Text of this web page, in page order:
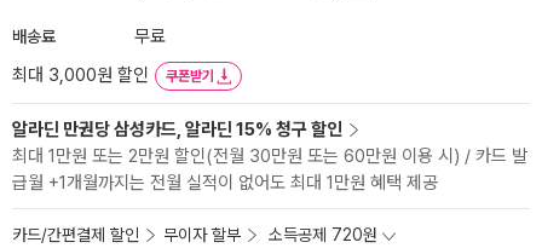
배송료
무료
최대 3,000원 할인
쿠폰받기
알라딘 만권당 삼성카드, 알라딘 15% 청구 할인
최대 1만원 또는 2만원 할인(전월 30만원 또는 60만원 이용 시) / 카드 발
급월 +1개월까지는 전월 실적이 없어도 최대 1만원 혜택 제공
카드/간편결제 할인 무이자 할부 소득공제 720원